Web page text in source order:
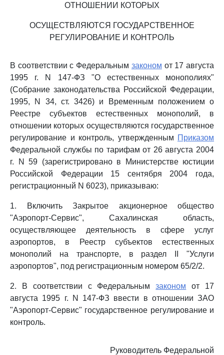
ОТНОШЕНИИ КОТОРЫХ
ОСУЩЕСТВЛЯЮТСЯ ГОСУДАРСТВЕННОЕ
РЕГУЛИРОВАНИЕ И КОНТРОЛЬ
В соответствии с Федеральным законом от 17 августа
1995 г. N 147-ФЗ "О естественных монополиях"
(Собрание законодательства Российской Федерации,
1995, N 34, ст. 3426) и Временным положением о
Реестре субъектов естественных монополий, в
отношении которых осуществляются государственное
регулирование и контроль, утвержденным Приказом
Федеральной службы по тарифам от 26 августа 2004
г. N 59 (зарегистрировано в Министерстве юстиции
Российской Федерации 15 сентября 2004 года,
регистрационный N 6023), приказываю:
1. Включить Закрытое акционерное общество
"Аэропорт-Сервис", Сахалинская область,
осуществляющее деятельность в сфере услуг
аэропортов, в Реестр субъектов естественных
монополий на транспорте, в раздел II "Услуги
аэропортов", под регистрационным номером 65/2/2.
2. В соответствии с Федеральнымзаконом от 17
августа 1995 г. N 147-ФЗ ввести в отношении ЗАО
"Аэропорт-Сервис" государственное регулирование и
контроль.
Руководитель Федеральной